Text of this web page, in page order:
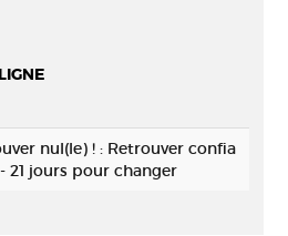
nul(le) ! : Retrouver confia
21 jours pour changer